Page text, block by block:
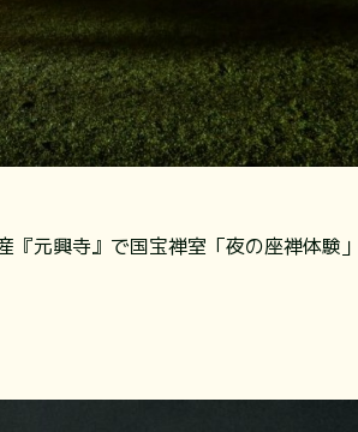
元興寺』で国宝禅室「夜の座禅体験